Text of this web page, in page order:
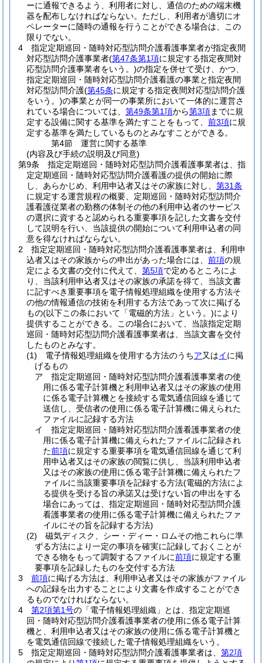
ーに通報できるよう、利用者に対し、通信のための端末機
器を配布しなければならない。 ただし、利用者が適切にオ
ペレーターに随時の通報を行うことができる場合は、この
限りでない。
4
指定定期巡回・随時対応型訪問介護看護事業者が指定夜間
対応型訪問介護事業者(第47条第1項に規定する指定夜間対
応型訪問介護事業者をいう。)の指定を併せて受け、かつ、
指定定期巡回・随時対応型訪問介護看護の事業と指定夜間
対応型訪問介護(第45条に規定する指定夜間対応型訪問介護
をいう。)の事業とが同一の事業所において一体的に運営さ
れている場合については、 第49条第1項から第3項までに規
定する設備に関する基準を満たすことをもって、 前3項に規
定する基準を満たしているものとみなすことができる。
第4節
運営に関する基準
(内容及び手続の説明及び同意)
第9条
指定定期巡回・随時対応型訪問介護看護事業者は、指
定定期巡回・随時対応型訪問介護看護の提供の開始に際
し、あらかじめ、利用申込者又はその家族に対し、 第31条
に規定する運営規程の概要、定期巡回・随時対応型訪問介
護看護従業者の勤務の体制その他の利用申込者のサービス
の選択に資すると認められる重要事項を記した文書を交付
して説明を行い、当該提供の開始について利用申込者の同
意を得なければならない。
2
指定定期巡回・随時対応型訪問介護看護事業者は、利用申
込者又はその家族からの申出があった場合には、 前項の規
定による文書の交付に代えて、 第5項で定めるところによ
り、当該利用申込者又はその家族の承諾を得て、当該文書
に記すべき重要事項を電子情報処理組織を使用する方法そ
の他の情報通信の技術を利用する方法であって次に掲げる
もの(以下この条において「電磁的方法」という。)により
提供することができる。
この場合において、当該指定定期
巡回・随時対応型訪問介護看護事業者は、当該文書を交付
したものとみなす。
(1)
電子情報処理組織を使用する方法のうちア又はイに掲
げるもの
ア
指定定期巡回・随時対応型訪問介護看護事業者の使
用に係る電子計算機と利用申込者又はその家族の使用
に係る電子計算機とを接続する電気通信回線を通じて
送信し、受信者の使用に係る電子計算機に備えられた
ファイルに記録する方法
イ
指定定期巡回・随時対応型訪問介護看護事業者の使
用に係る電子計算機に備えられたファイルに記録され
た前項に規定する重要事項を電気通信回線を通じて利
用申込者又はその家族の閲覧に供し、当該利用申込者
又はその家族の使用に係る電子計算機に備えられたフ
ァイルに当該重要事項を記録する方法(電磁的方法によ
る提供を受ける旨の承諾又は受けない旨の申出をする
場合にあっては、指定定期巡回・随時対応型訪問介護
看護事業者の使用に係る電子計算機に備えられたファ
イルにその旨を記録する方法)
(2)
磁気ディスク、シー・ディー・ロムその他これらに準
ずる方法により一定の事項を確実に記録しておくことが
できる物をもって調製するファイルに前項に規定する重
要事項を記録したものを交付する方法
3
前項に掲げる方法は、利用申込者又はその家族がファイル
への記録を出力することにより文書を作成することができ
るものでなければならない。
4
第2項第1号の「電子情報処理組織」とは、指定定期巡
回・随時対応型訪問介護看護事業者の使用に係る電子計算
機と、利用申込者又はその家族の使用に係る電子計算機と
を電気通信回線で接続した電子情報処理組織をいう。
5
指定定期巡回・随時対応型訪問介護看護事業者は、 第2項